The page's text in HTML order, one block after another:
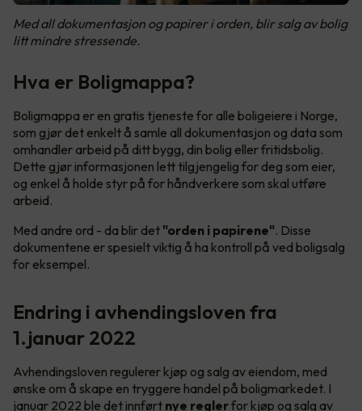
Med all dokumentasjon og papirer i orden, blir salg av bolig
litt mindre stressende.
Hva er Boligmappa?
Boligmappa er en gratis tjeneste for alle boligeiere i Norge,
som gjør det enkelt å samle all dokumentasjon og data som
omhandler arbeid på ditt bygg, din bolig eller fritidsbolig.
Dette gjør informasjonen lett tilgjengelig for deg som eier,
og enkel å holde styr på for håndverkere som skal utføre
arbeid.
Med andre ord - da blir det "orden i papirene". Disse
dokumentene er spesielt viktig å ha kontroll på ved boligsalg
for eksempel.
Endring i avhendingsloven fra
1.januar 2022
Avhendingsloven regulerer kjøp og salg av eiendom, med
ønske om å skape en tryggere handel på boligmarkedet. I
januar 2022 ble det innført nye reglerfor kjøp og salg av